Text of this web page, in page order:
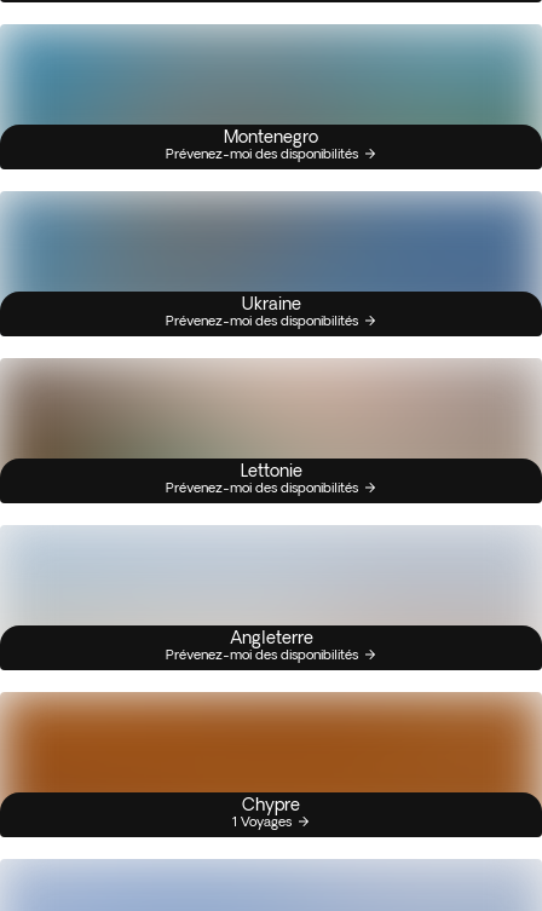
Montenegro
Prévenez-moi des disponibilités
Ukraine
Prévenez-moi des disponibilités
Lettonie
Prévenez-moi des disponibilités
Angleterre
Prévenez-moi des disponibilités
Chypre
1 Voyages